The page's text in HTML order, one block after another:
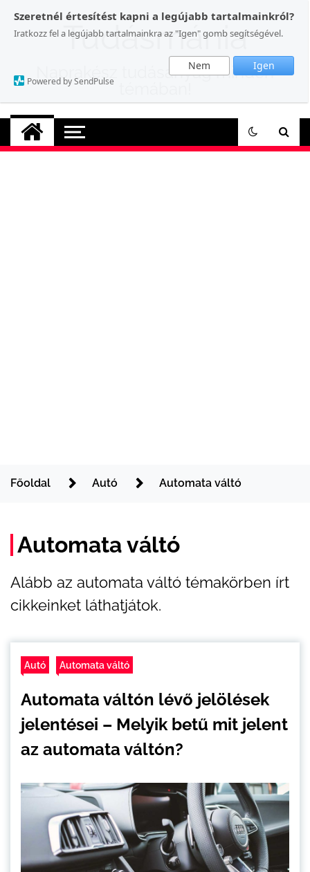
Szeretnél értesítést kapni a legújabb tartalmainkról?
Iratkozz fel a legújabb tartalmainkra az "Igen" gomb segítségével.
Nem Igen
Powered by SendPulse
content
Tudásmánia
Naprakész tudásanyag minden
Főoldal Autó Automata váltó
Automata váltó
Alább az automata váltó témakörben írt
cikkeinket láthatjátok.
Autó Automata váltó
Automata váltón lévő jelölések
jelentései – Melyik betű mit jelent
az automata váltón?